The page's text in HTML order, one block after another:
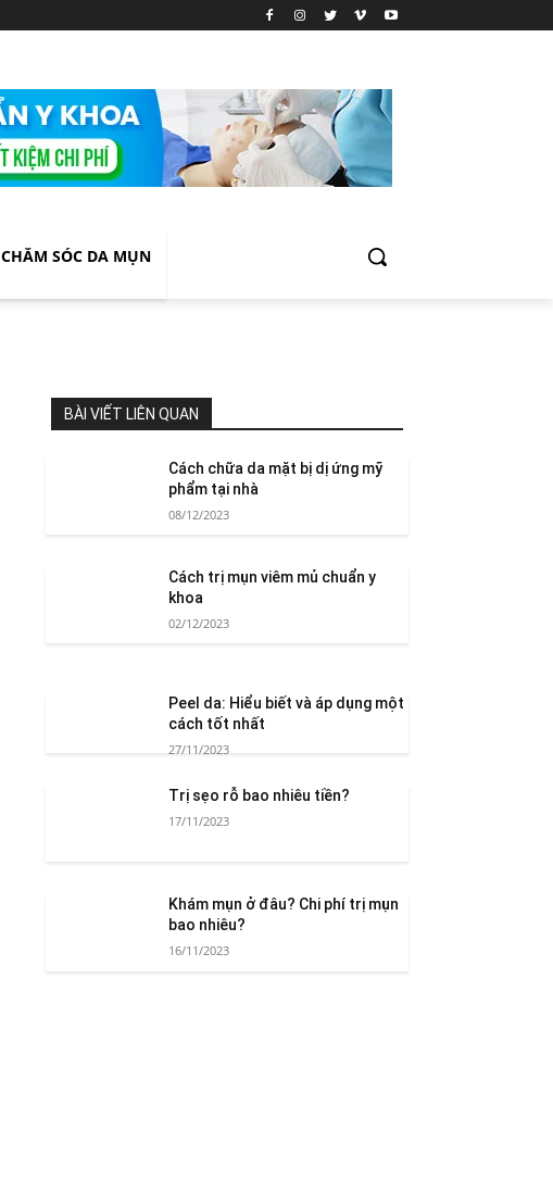
CHĂM SÓC DA MỤN
BÀI VIẾT LIÊN QUAN
Cách chữa da mặt bị dị ứng mỹ
phẩm tại nhà
08/12/2023
Cách trị mụn viêm mủ chuẩn y
khoa
02/12/2023
Peel da: Hiểu biết và áp dụng một
cách tốt nhất
27/11/2023
Trị sẹo rỗ bao nhiêu tiền?
17/11/2023
Khám mụn ở đâu? Chi phí trị mụn
bao nhiêu?
16/11/2023